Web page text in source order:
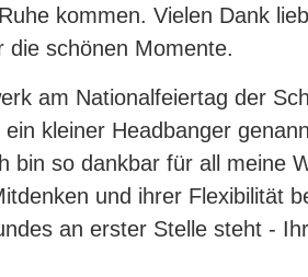
kommen. Vielen Dank
die schönen Momente.
am Nationalfeiertag der
kleiner Headbanger
bin so dankbar für all meine
und ihrer Flexibilität
an erster Stelle steht -